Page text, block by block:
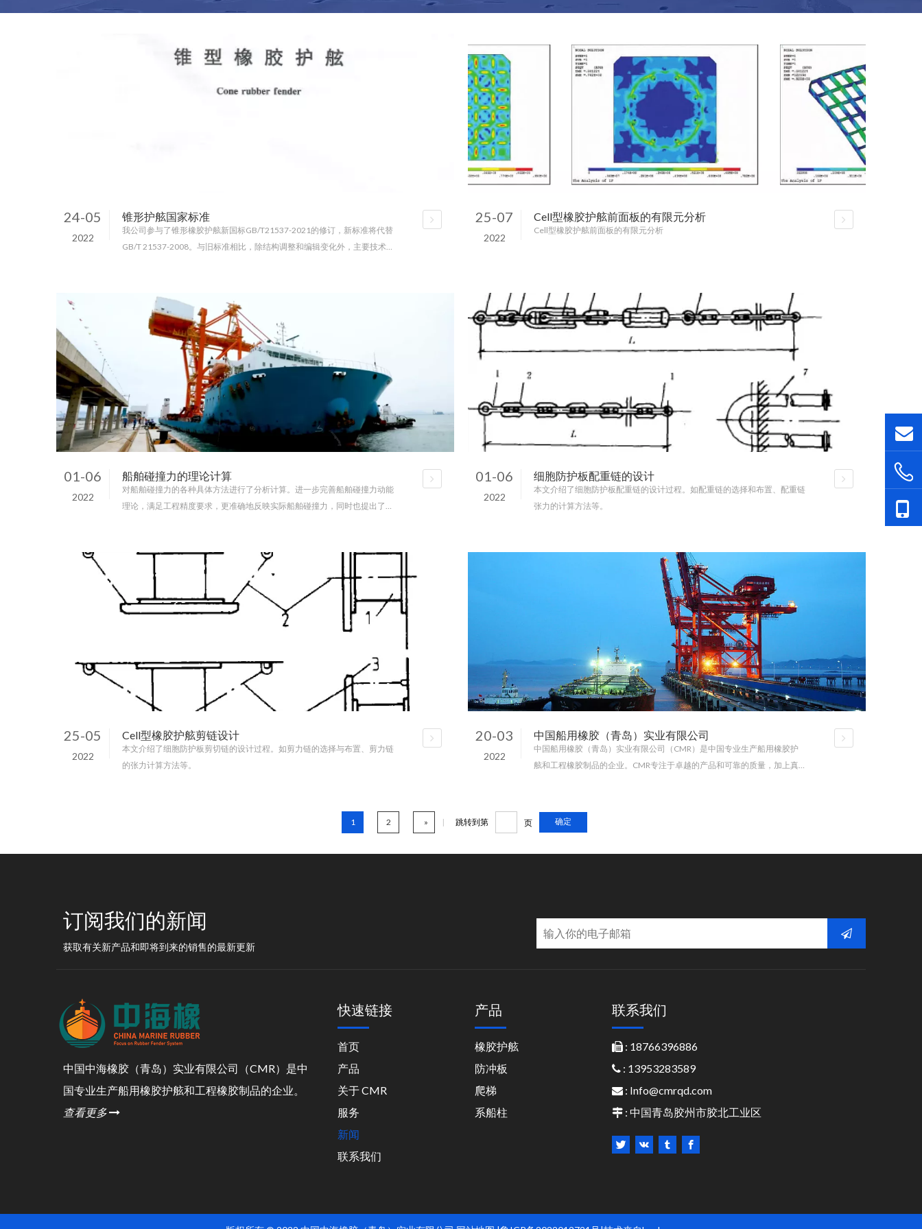
24-05
2022
锥形护舷国家标准
我公司参与了锥形橡胶护舷新国标GB/T21537-2021的修订，新标准将代替
GB/T 21537-2008。与旧标准相比，除结构调整和编辑变化外，主要技术变
25-07
2022
Cell型橡胶护舷前面板的有限元分析
Cell型橡胶护舷前面板的有限元分析
01-06
2022
船舶碰撞力的理论计算
对船舶碰撞力的各种具体方法进行了分析计算。进一步完善船舶碰撞力动能
理论，满足工程精度要求，更准确地反映实际船舶碰撞力，同时也提出了工
01-06
2022
细胞防护板配重链的设计
本文介绍了细胞防护板配重链的设计过程。如配重链的选择和布置、配重链
张力的计算方法等。
25-05
2022
Cell型橡胶护舷剪链设计
本文介绍了细胞防护板剪切链的设计过程。如剪力链的选择与布置、剪力链
的张力计算方法等。
20-03
2022
中国船用橡胶（青岛）实业有限公司
中国船用橡胶（青岛）实业有限公司（CMR）是中国专业生产船用橡胶护
舷和工程橡胶制品的企业。CMR专注于卓越的产品和可靠的质量，加上真
1 2 » | 跳转到第 页 确定
订阅我们的新闻
获取有关新产品和即将到来的销售的最新更新
中国中海橡胶（青岛）实业有限公司（CMR）是中
国专业生产船用橡胶护舷和工程橡胶制品的企业。
查看更多
快速链接
首页
产品
关于 CMR
服务
新闻
联系我们
产品
橡胶护舷
防冲板
爬梯
系船柱
联系我们
 : 18766396886
 : 13953283589
 : Info@cmrqd.com
 : 中国青岛胶州市胶北工业区